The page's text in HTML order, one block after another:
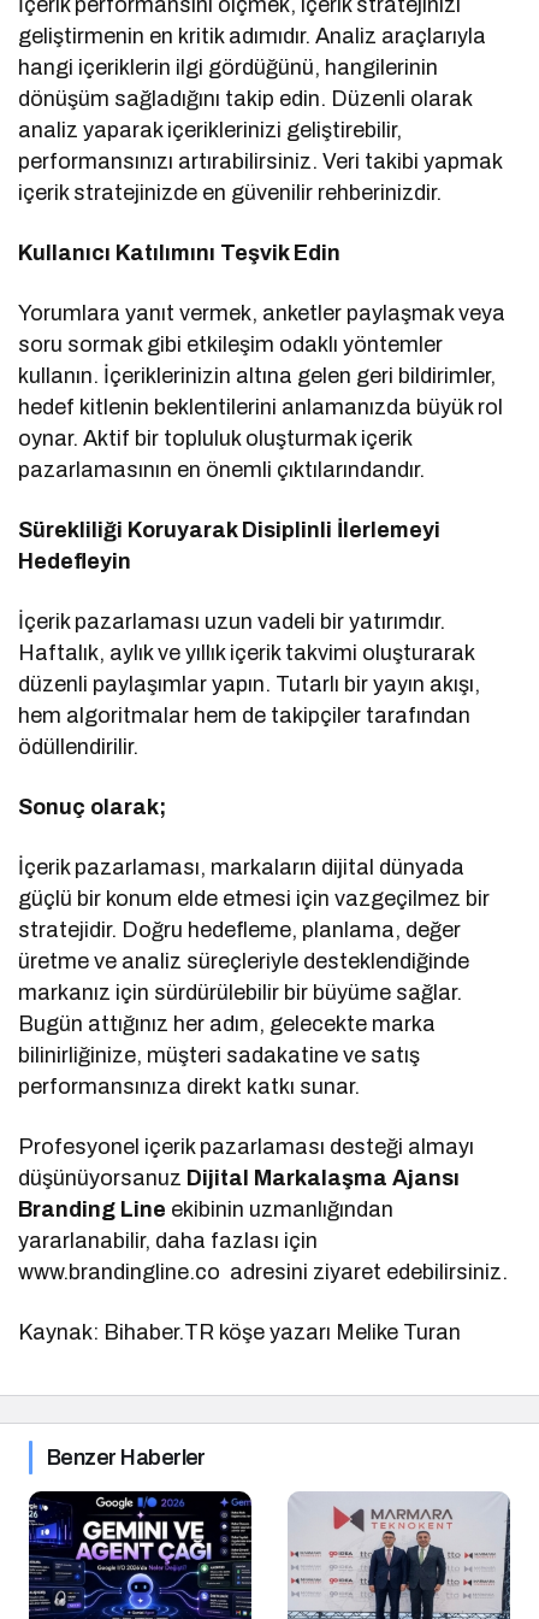
geliştirmenin en kritik adımıdır. Analiz araçlarıyla
hangi içeriklerin ilgi gördüğünü, hangilerinin
dönüşüm sağladığını takip edin. Düzenli olarak
analiz yaparak içeriklerinizi geliştirebilir,
performansınızı artırabilirsiniz. Veri takibi yapmak
içerik stratejinizde en güvenilir rehberinizdir.
Kullanıcı Katılımını Teşvik Edin
Yorumlara yanıt vermek, anketler paylaşmak veya
soru sormak gibi etkileşim odaklı yöntemler
kullanın. İçeriklerinizin altına gelen geri bildirimler,
hedef kitlenin beklentilerini anlamanızda büyük rol
oynar. Aktif bir topluluk oluşturmak içerik
pazarlamasının en önemli çıktılarındandır.
Sürekliliği Koruyarak Disiplinli İlerlemeyi
Hedefleyin
İçerik pazarlaması uzun vadeli bir yatırımdır.
Haftalık, aylık ve yıllık içerik takvimi oluşturarak
düzenli paylaşımlar yapın. Tutarlı bir yayın akışı,
hem algoritmalar hem de takipçiler tarafından
ödüllendirilir.
Sonuç olarak;
İçerik pazarlaması, markaların dijital dünyada
güçlü bir konum elde etmesi için vazgeçilmez bir
stratejidir. Doğru hedefleme, planlama, değer
üretme ve analiz süreçleriyle desteklendiğinde
markanız için sürdürülebilir bir büyüme sağlar.
Bugün attığınız her adım, gelecekte marka
bilinirliğinize, müşteri sadakatine ve satış
performansınıza direkt katkı sunar.
Profesyonel içerik pazarlaması desteği almayı
düşünüyorsanuz Dijital Markalaşma Ajansı
Branding Line ekibinin uzmanlığından
yararlanabilir, daha fazlası için
www.brandingline.co adresini ziyaret edebilirsiniz.
Kaynak: Bihaber.TR köşe yazarı Melike Turan
Benzer Haberler